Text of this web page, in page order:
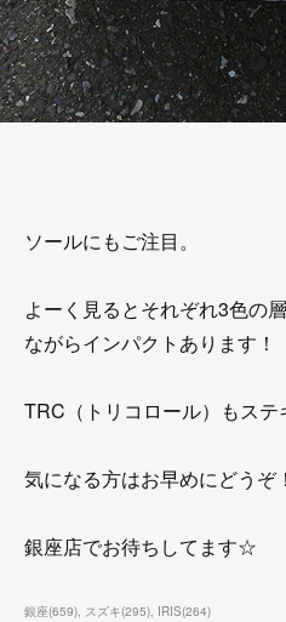
ソールにもご注目。
よーく見るとそれぞれ3色の
ながらインパクトあります！
TRC（トリコロール）もステ
気になる方はお早めにどうぞ！
銀座店でお待ちしてます☆
銀座(659) スズキ(295) IRIS(264)